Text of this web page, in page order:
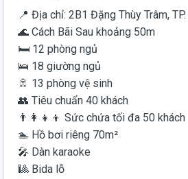
📍 Địa chỉ: 2B1 Đặng Thùy Trâm,
🌊 Cách Bãi Sau khoảng 50m
🛏️ 12 phòng ngủ
🛌 18 giường ngủ
🚿 13 phòng vệ sinh
👥 Tiêu chuẩn 40 khách
👨‍👩‍👧‍👦 Sức chứa tối đa 50 khách
🏊 Hồ bơi riêng 70m²
🎤 Dàn karaoke
🎱 Bida lỗ